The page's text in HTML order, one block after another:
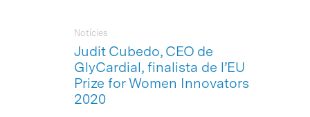
Judit Cubedo, CEO de
GlyCardial, finalista de l’EU
Prize for Women Innovators
2020
Notícies